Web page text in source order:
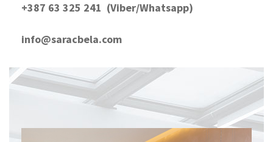
+387 63 325 241 (Viber/Whatsapp)
info@saracbela.com